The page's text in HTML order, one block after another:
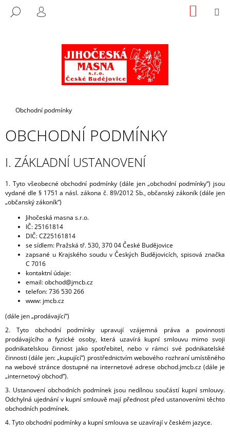
HLEDAT
PŘIHLÁŠENÍ KOŠÍK
Domů
Obchodní podmínky
OBCHODNÍ PODMÍNKY
I. ZÁKLADNÍ USTANOVENÍ
1. Tyto všeobecné obchodní podmínky (dále jen „obchodní podmínky“) jsou
vydané dle § 1751 a násl. zákona č. 89/2012 Sb., občanský zákoník (dále jen
„občanský zákoník“)
Jihočeská masna s.r.o.
IČ: 25161814
DIČ: CZ25161814
se sídlem: Pražská tř. 530, 370 04 České Budějovice
zapsané u Krajského soudu v Českých Budějovicích, spisová značka
C 7016
kontaktní údaje:
email: obchod@jmcb.cz
telefon: 736 530 266
www: jmcb.cz
(dále jen „prodávající“)
2. Tyto obchodní podmínky upravují vzájemná práva a povinnosti
prodávajícího a fyzické osoby, která uzavírá kupní smlouvu mimo svoji
podnikatelskou činnost jako spotřebitel, nebo v rámci své podnikatelské
činnosti (dále jen: „kupující“) prostřednictvím webového rozhraní umístěného
na webové stránce dostupné na internetové adrese obchod.jmcb.cz (dále je
„internetový obchod“).
3. Ustanovení obchodních podmínek jsou nedílnou součástí kupní smlouvy.
Odchylná ujednání v kupní smlouvě mají přednost před ustanoveními těchto
obchodních podmínek.
4. Tyto obchodní podmínky a kupní smlouva se uzavírají v českém jazyce.
T
E
U
E
T
N
HLEDAT
D
O
P
O
R